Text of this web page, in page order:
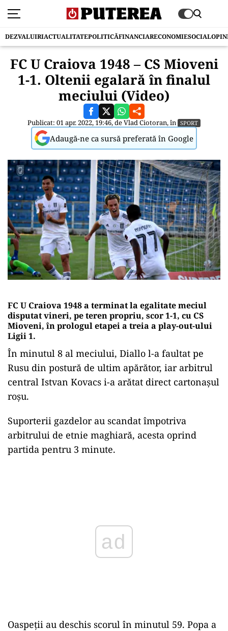
DEZVALUIRIACTUALITATEPOLITICĂFINANCIARECONOMIESOCIAL
FC U Craiova 1948 – CS Mioveni
1-1. Oltenii egalară în finalul
meciului (Video)
Publicat: 01 apr. 2022, 19:46, deVlad Ciotoran, în SPORT
Adaugă-ne ca sursă preferată în Google
FC U Craiova 1948 a terminat la egalitate meciul
disputat vineri, pe teren propriu, scor 1-1, cu CS
Mioveni, în prologul etapei a treia a play-out-ului
Ligii 1.
În minutul 8 al meciului, Diallo l-a faultat pe
Rusu din postură de ultim apărător, iar arbitrul
central Istvan Kovacs i-a arătat direct cartonașul
roșu.
Suporterii gazdelor au scandat împotriva
arbitrului de etnie maghiară, acesta oprind
partida pentru 3 minute.
Oaspeții au deschis scorul în minutul 59. Popa a